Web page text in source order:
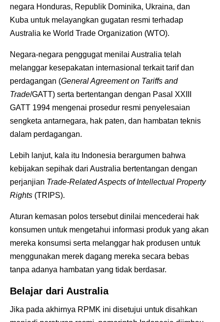
negara Honduras, Republik Dominika, Ukraina, dan
Kuba untuk melayangkan gugatan resmi terhadap
Australia ke World Trade Organization (WTO).
Negara-negara penggugat menilai Australia telah
melanggar kesepakatan internasional terkait tarif dan
perdagangan (General Agreement on Tariffs and
Trade/GATT) serta bertentangan dengan Pasal XXIII
GATT 1994 mengenai prosedur resmi penyelesaian
sengketa antarnegara, hak paten, dan hambatan teknis
dalam perdagangan.
Lebih lanjut, kala itu Indonesia berargumen bahwa
kebijakan sepihak dari Australia bertentangan dengan
perjanjian Trade-Related Aspects of Intellectual Property
Rights (TRIPS).
Aturan kemasan polos tersebut dinilai mencederai hak
konsumen untuk mengetahui informasi produk yang akan
mereka konsumsi serta melanggar hak produsen untuk
menggunakan merek dagang mereka secara bebas
tanpa adanya hambatan yang tidak berdasar.
Belajar dari Australia
Jika pada akhirnya RPMK ini disetujui untuk disahkan